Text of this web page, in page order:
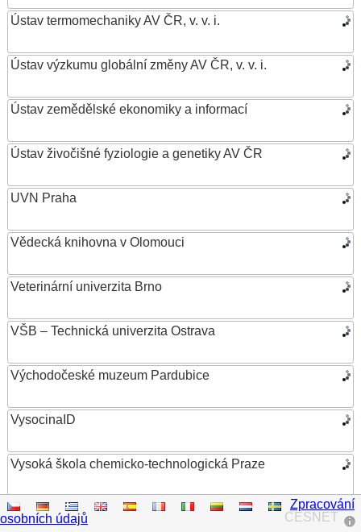
Ústav termomechaniky AV ČR, v. v. i.
Ústav výzkumu globální změny AV ČR, v. v. i.
Ústav zemědělské ekonomiky a informací
Ústav živočišné fyziologie a genetiky AV ČR
UVN Praha
Vědecká knihovna v Olomouci
Veterinární univerzita Brno
VŠB – Technická univerzita Ostrava
Východočeské muzeum Pardubice
VysocinaID
Vysoká škola chemicko-technologická Praze
Vysoká škola ekonomická v Praze
CESNET
Zpracování
osobních údajů